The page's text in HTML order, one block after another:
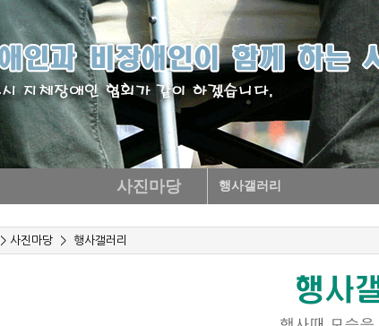
사진마당 행사갤러리
> 사진마당> 행사갤러리